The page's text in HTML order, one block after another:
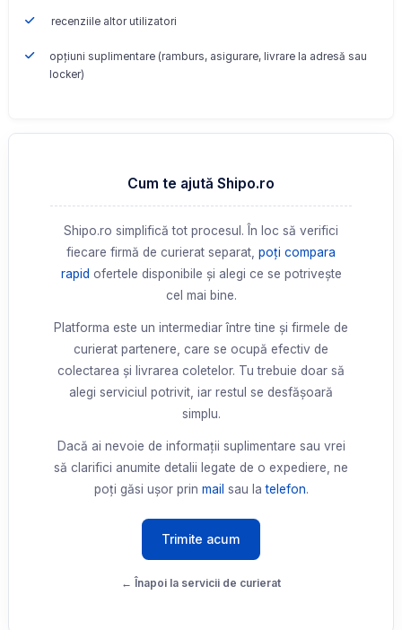
recenziile altor utilizatori
opțiuni suplimentare (ramburs, asigurare, livrare la adresă sau
locker)
Cum te ajută Shipo.ro
Shipo.ro simplifică tot procesul. În loc să verifici
fiecare firmă de curierat separat, poți compara
rapid ofertele disponibile și alegi ce se potrivește
cel mai bine.
Platforma este un intermediar între tine și firmele de
curierat partenere, care se ocupă efectiv de
colectarea și livrarea coletelor. Tu trebuie doar să
alegi serviciul potrivit, iar restul se desfășoară
simplu.
Dacă ai nevoie de informații suplimentare sau vrei
să clarifici anumite detalii legate de o expediere, ne
poți găsi ușor prin mail sau latelefon.
Trimite acum
← Înapoi la servicii de curierat